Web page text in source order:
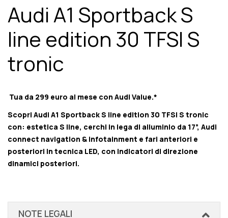
Audi A1 Sportback S
line edition 30 TFSI S
tronic
Tua da 299 euro al mese con Audi Value.*
Scopri Audi A1 Sportback S line edition 30 TFSI S tronic
con: estetica S line, cerchi in lega di alluminio da 17”, Audi
connect navigation & infotainment e fari anteriori e
posteriori in tecnica LED, con indicatori di direzione
dinamici posteriori.
NOTE LEGALI